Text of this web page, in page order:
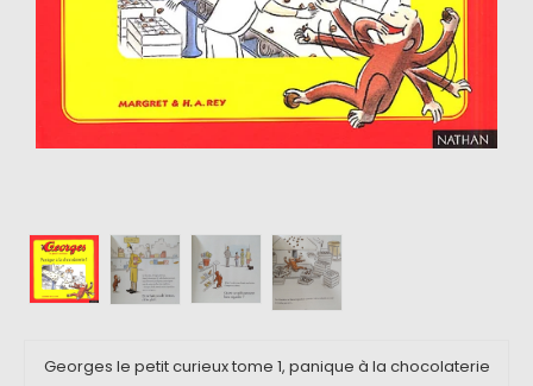
Georges le petit curieux tome 1, panique à la chocolaterie